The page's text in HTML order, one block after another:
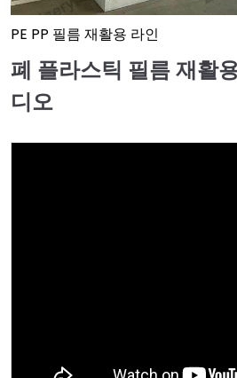
PE PP 필름 재활용 라인
폐 플라스틱 필름 재활
디오